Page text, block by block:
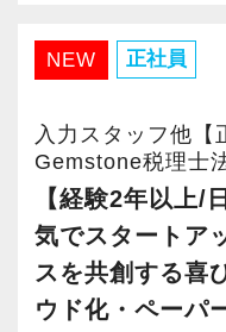
ています。
Gemstone=「原石
ャル重視、人物重
【スタートアップ
法人です！】
お客様は上場会社
授、士業までさま
株式上場を目指す
スタートアップ企
要なサポートがで
「スタートアップ
人」と言ってくだ
あなたが安心して
ていけるような会
NEW 正社員
入力スタッフ他【
Gemstone税理士
【経験2年以上/
気でスタートア
スを共創する喜
ウド化・ペーパ